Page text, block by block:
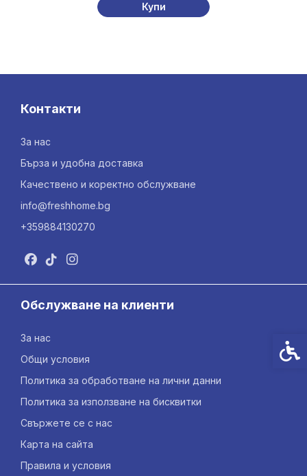
Купи
Контакти
За нас
Бърза и удобна доставка
Качествено и коректно обслужване
info@freshhome.bg
+359884130270
Обслужване на клиенти
За нас
Общи условия
Политика за обработване на лични данни
Политика за използване на бисквитки
Свържете се с нас
Карта на сайта
Правила и условия